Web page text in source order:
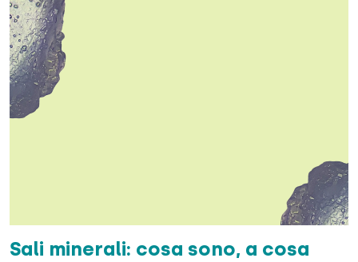
Sali minerali: cosa sono, a cosa